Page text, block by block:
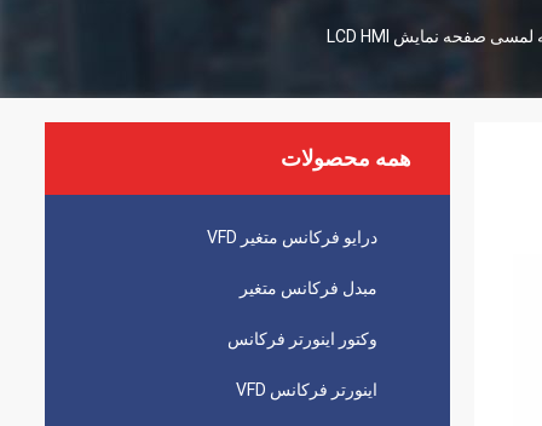
همه محصولات
درایو فرکانس متغیر VFD
مبدل فرکانس متغیر
وکتور اینورتر فرکانس
اینورتر فرکانس VFD